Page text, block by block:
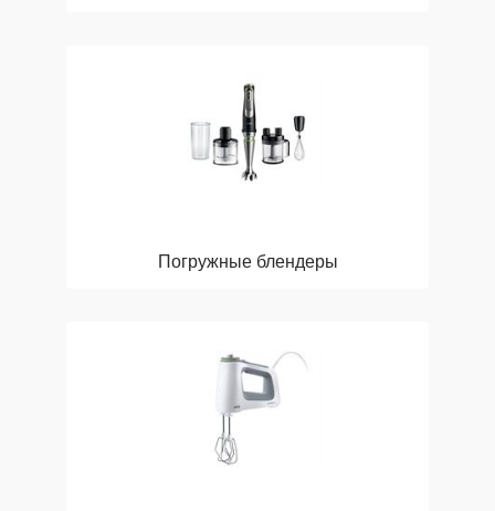
Погружные блендеры